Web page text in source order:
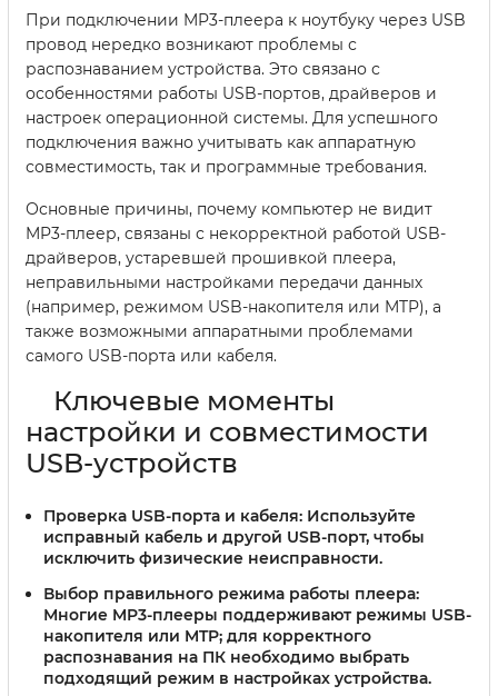
При подключении MP3-плеера к ноутбуку через USB
провод нередко возникают проблемы с
распознаванием устройства. Это связано с
особенностями работы USB-портов, драйверов и
настроек операционной системы. Для успешного
подключения важно учитывать как аппаратную
совместимость, так и программные требования.
Основные причины, почему компьютер не видит
MP3-плеер, связаны с некорректной работой USB-
драйверов, устаревшей прошивкой плеера,
неправильными настройками передачи данных
(например, режимом USB-накопителя или MTP), а
также возможными аппаратными проблемами
самого USB-порта или кабеля.
Ключевые моменты
настройки и совместимости
USB-устройств
Проверка USB-порта и кабеля: Используйте
исправный кабель и другой USB-порт, чтобы
исключить физические неисправности.
Выбор правильного режима работы плеера:
Многие MP3-плееры поддерживают режимы USB-
накопителя или MTP; для корректного
распознавания на ПК необходимо выбрать
подходящий режим в настройках устройства.